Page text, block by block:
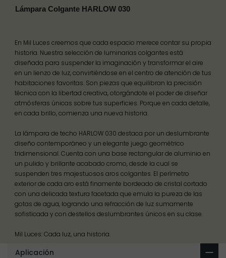
Lámpara Colgante HARLOW 030
En Mil Luces creemos que cada espacio merece contar su propia
historia. Nuestra selección de luminarias colgantes está
diseñada para suspender la imaginación y transformar el aire
en un lienzo de luz, convirtiéndose en el centro de atención de tus
habitaciones favoritas. Son piezas que equilibran la precisión
técnica con la libertad creativa, otorgándote el poder de diseñar
atmósferas únicas sobre tus superficies. Porque en cada detalle,
en cada brillo, comienza una nueva historia.
La lámpara de techo HARLOW 030 destaca por un deslumbrante
diseño contemporáneo y un elegante juego geométrico
tridimensional. Cuenta con una base rectangular de aluminio en
un pulido y brillante acabado cromo, desde la cual se
suspenden tres majestuosos aros colgantes. El perímetro
exterior de cada aro está finamente bordeado de cristal cortado
con una delicada textura facetada que emula la pureza de las
gotas de agua, logrando una refracción de luz sumamente
sofisticada y con destellos deslumbrantes únicos en su clase.
Mil Luces: Cada luz, una historia.
Aplicación